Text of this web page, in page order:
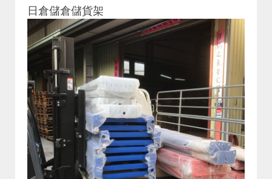
日倉儲倉儲貨架